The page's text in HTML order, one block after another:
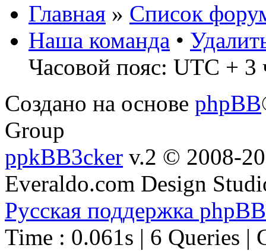
Главная » Список
Наша команда •
Часовой пояс: UTC + 3
Создано на основе phpBB
Group
ppkBB3cker v.2 © 2008-
Everaldo.com Design
Русская поддержка phpBB
Time : 0.061s | 6 Queries |